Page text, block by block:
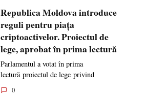
Republica Moldova introduce
reguli pentru piața
criptoactivelor. Proiectul de
lege, aprobat în prima lectură
Parlamentul a votat în prima
lectură proiectul de lege privind
0